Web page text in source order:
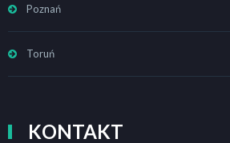
Poznań
Toruń
KONTAKT